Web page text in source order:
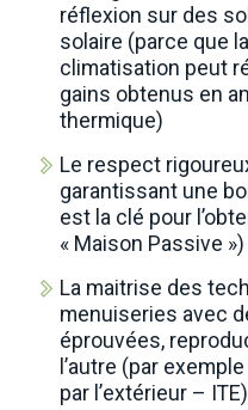
réflexion sur des
solaire (parce que
climatisation peut
gains obtenus en
thermique)
Le respect
garantissant une
est la clé pour
« Maison Passive »)
La maitrise des
menuiseries avec
éprouvées,
l’autre (par
par l’extérieur – ITE)